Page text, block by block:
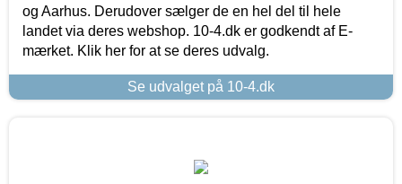
og Aarhus. Derudover sælger de en hel del til hele
landet via deres webshop. 10-4.dk er godkendt af E-
mærket. Klik her for at se deres udvalg.
Se udvalget på 10-4.dk